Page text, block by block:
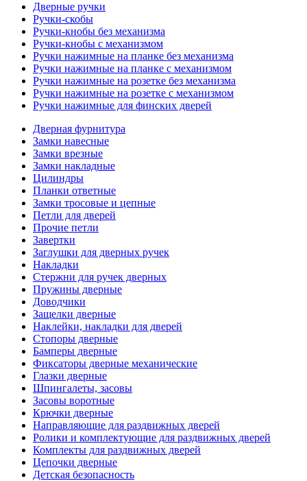
Дверные ручки
Ручки-скобы
Ручки-кнобы без механизма
Ручки-кнобы с механизмом
Ручки нажимные на планке без механизма
Ручки нажимные на планке с механизмом
Ручки нажимные на розетке без механизма
Ручки нажимные на розетке с механизмом
Ручки нажимные для финских дверей
Дверная фурнитура
Замки навесные
Замки врезные
Замки накладные
Цилиндры
Планки ответные
Замки тросовые и цепные
Петли для дверей
Прочие петли
Завертки
Заглушки для дверных ручек
Накладки
Стержни для ручек дверных
Пружины дверные
Доводчики
Защелки дверные
Наклейки, накладки для дверей
Стопоры дверные
Бамперы дверные
Фиксаторы дверные механические
Глазки дверные
Шпингалеты, засовы
Засовы воротные
Крючки дверные
Направляющие для раздвижных дверей
Ролики и комплектующие для раздвижных дверей
Комплекты для раздвижных дверей
Цепочки дверные
Детская безопасность